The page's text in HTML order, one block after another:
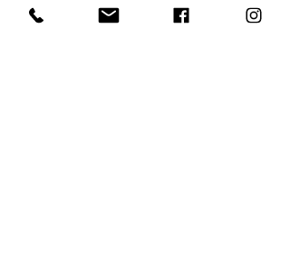
doTERRA Peppermint-